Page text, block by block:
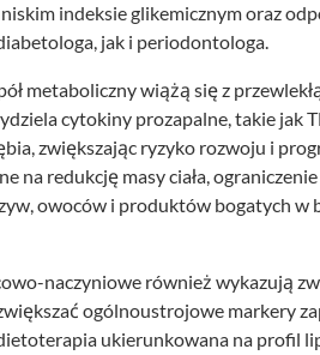
indeksie glikemicznym oraz
jak i periodontologa.
metaboliczny wiążą się z
cytokiny prozapalne, takie jak
zwiększając ryzyko rozwoju i
na redukcję masy ciała,
owoców i produktów bogatych w
naczyniowe również wykazują
ogólnoustrojowe markery
ukierunkowana na profil